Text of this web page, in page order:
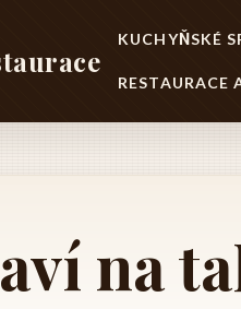
KUCHYŇSKÉ
RESTAURACE
na